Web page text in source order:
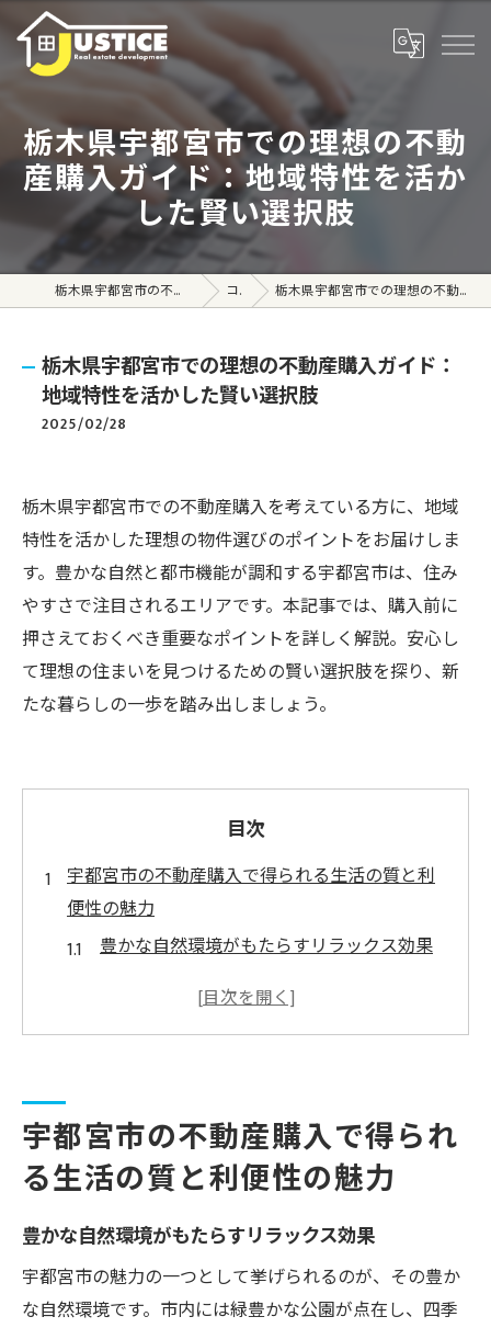
栃木県宇都宮市での理想の不動
産購入ガイド：地域特性を活か
した賢い選択肢
栃木県宇都宮市の不動産売買なら株式会社ジャスティス コラム 栃木県宇都宮市での理想の不動産購入ガイド：地域特性を活かした賢い選択肢
栃木県宇都宮市での理想の不動産購入ガイド：
地域特性を活かした賢い選択肢
2025/02/28
栃木県宇都宮市での不動産購入を考えている方に、地域
特性を活かした理想の物件選びのポイントをお届けしま
す。豊かな自然と都市機能が調和する宇都宮市は、住み
やすさで注目されるエリアです。本記事では、購入前に
押さえておくべき重要なポイントを詳しく解説。安心し
て理想の住まいを見つけるための賢い選択肢を探り、新
たな暮らしの一歩を踏み出しましょう。
目次
宇都宮市の不動産購入で得られる生活の質と利
便性の魅力
豊かな自然環境がもたらすリラックス効果
都市機能の利便性で快適な生活を実現
医療機関や公共施設の利用のしやすさ
地域特性を活かした宇都宮市での理想的な不動
地域の特徴を理解するための最初のステッ
プ
宇都宮市での市場動向を把握する
宇都宮市の不動産購入で得られ
る生活の質と利便性の魅力
豊かな自然環境がもたらすリラックス効果
宇都宮市の魅力の一つとして挙げられるのが、その豊か
な自然環境です。市内には緑豊かな公園が点在し、四季